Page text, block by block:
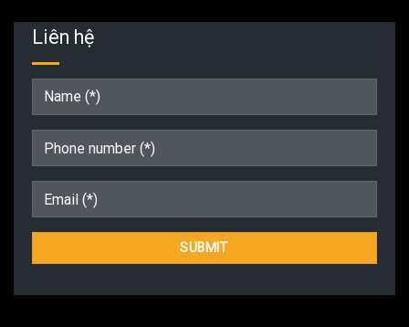
Liên hệ